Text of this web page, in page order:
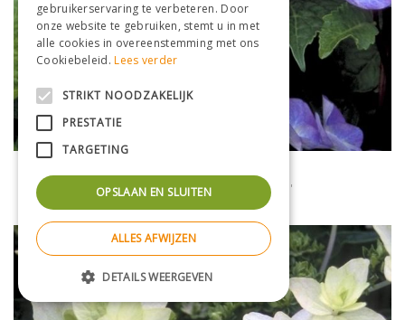
Hydrangea macrophylla 'Zorro'
gebruikerservaring te verbeteren. Door
onze website te gebruiken, stemt u in met
alle cookies in overeenstemming met ons
Cookiebeleid.Lees verder
STRIKT NOODZAKELIJK
PRESTATIE
TARGETING
OPSLAAN EN SLUITEN
ALLES AFWIJZEN
DETAILS WEERGEVEN